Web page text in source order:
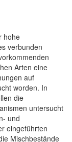
hohe
verbunden
Arten eine
auf
worden. In
die
untersucht
und
eingeführten
Mischbestände